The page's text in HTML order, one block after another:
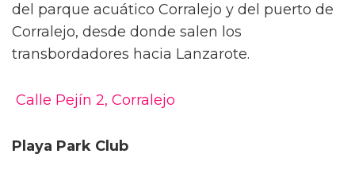
del parque acuático Corralejo y del puerto de
Corralejo, desde donde salen los
transbordadores hacia Lanzarote.
Calle Pejín 2, Corralejo
Playa Park Club